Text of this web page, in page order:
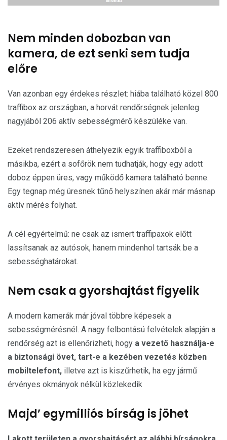
Nem minden dobozban van
kamera, de ezt senki sem tudja
előre
Van azonban egy érdekes részlet: hiába található közel 800
traffibox az országban, a horvát rendőrségnek jelenleg
nagyjából 206 aktív sebességmérő készüléke van.
Ezeket rendszeresen áthelyezik egyik traffiboxból a
másikba, ezért a sofőrök nem tudhatják, hogy egy adott
doboz éppen üres, vagy működő kamera található benne.
Egy tegnap még üresnek tűnő helyszínen akár már másnap
aktív mérés folyhat.
A cél egyértelmű: ne csak az ismert traffipaxok előtt
lassítsanak az autósok, hanem mindenhol tartsák be a
sebességhatárokat.
Nem csak a gyorshajtást figyelik
A modern kamerák már jóval többre képesek a
sebességmérésnél. A nagy felbontású felvételek alapján a
rendőrség azt is ellenőrizheti, hogy a vezető használja-e
a biztonsági övet, tart-e a kezében vezetés közben
mobiltelefont, illetve azt is kiszűrhetik, ha egy jármű
érvényes okmányok nélkül közlekedik
Majd’ egymilliós bírság is jöhet